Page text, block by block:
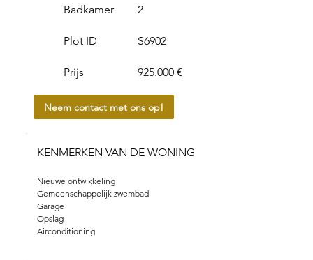
Badkamer 2
Plot ID
Prijs
S6902
925.000 €
Neem contact met ons op!
KENMERKEN VAN DE WONING
Nieuwe ontwikkeling
Gemeenschappelijk zwembad
Garage
Opslag
Airconditioning